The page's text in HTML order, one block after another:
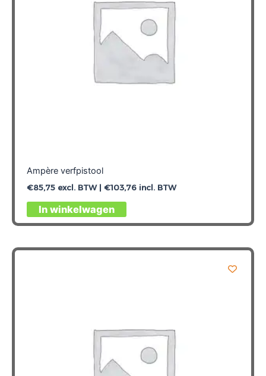
Ampère verfpistool
€85,75excl. BTW | €103,76incl. BTW
In winkelwagen